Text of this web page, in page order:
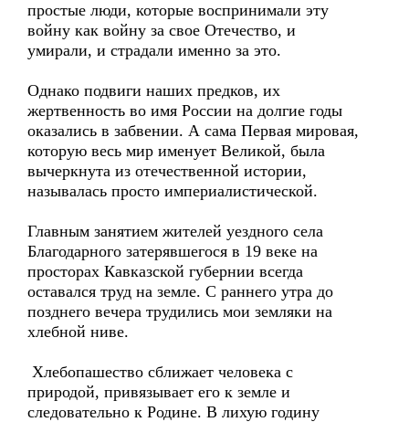
простые люди, которые воспринимали эту
войну как войну за свое Отечество, и
умирали, и страдали именно за это.
Однако подвиги наших предков, их
жертвенность во имя России на долгие годы
оказались в забвении. А сама Первая мировая,
которую весь мир именует Великой, была
вычеркнута из отечественной истории,
называлась просто империалистической.
Главным занятием жителей уездного села
Благодарного затерявшегося в 19 веке на
просторах Кавказской губернии всегда
оставался труд на земле. С раннего утра до
позднего вечера трудились мои земляки на
хлебной ниве.
Хлебопашество сближает человека с
природой, привязывает его к земле и
следовательно к Родине. В лихую годину